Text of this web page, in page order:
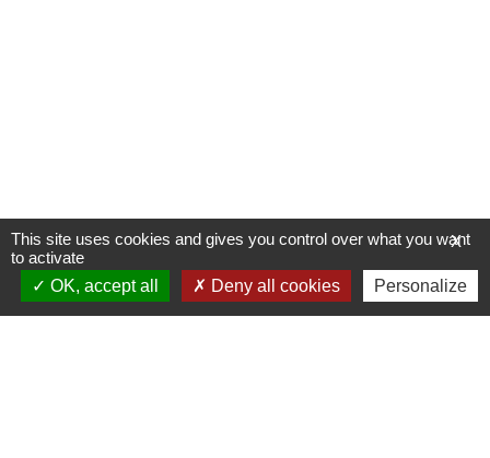
X
This site uses cookies and gives you control over what you want
to activate
OK, accept all
Deny all cookies Personalize